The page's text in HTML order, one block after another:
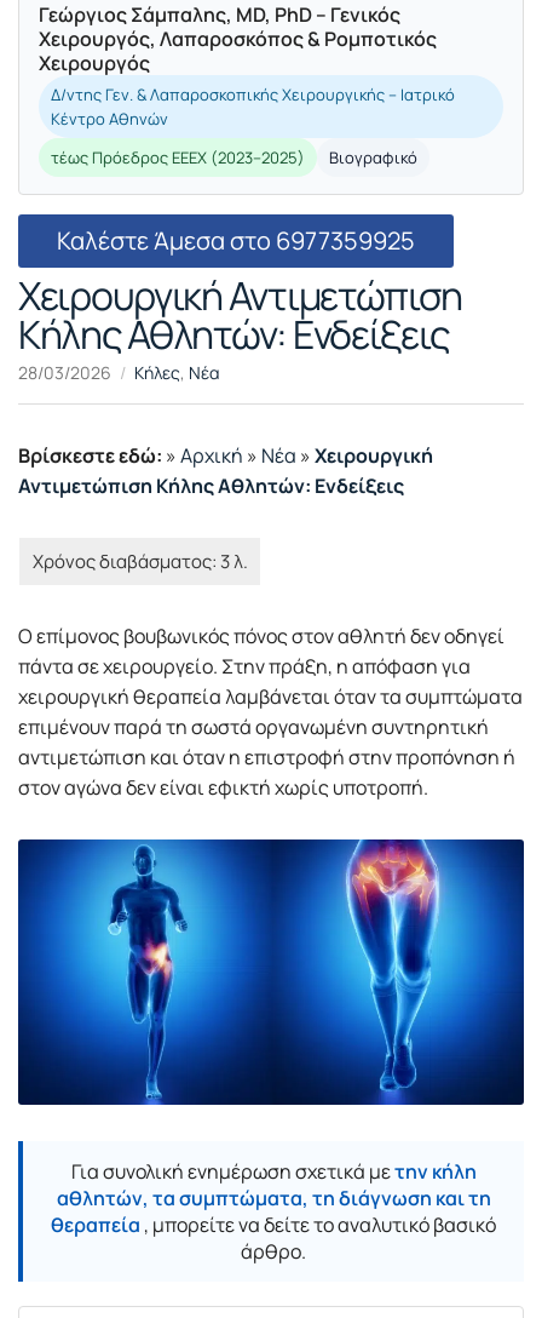
Γεώργιος Σάμπαλης, MD, PhD – Γενικός
Χειρουργός, Λαπαροσκόπος & Ρομποτικός
Χειρουργός
Δ/ντης Γεν. & Λαπαροσκοπικής Χειρουργικής – Ιατρικό
Κέντρο Αθηνών
τέως Πρόεδρος ΕΕΕΧ (2023–2025)
Βιογραφικό
Καλέστε Άμεσα στο 6977359925
Χειρουργική Αντιμετώπιση
Κήλης Αθλητών: Ενδείξεις
28/03/2026 Κήλες, Νέα
Βρίσκεστε εδώ: » Αρχική » Νέα » Χειρουργική
Αντιμετώπιση Κήλης Αθλητών: Ενδείξεις
Ο επίμονος βουβωνικός πόνος στον αθλητή δεν οδηγεί
πάντα σε χειρουργείο. Στην πράξη, η απόφαση για
χειρουργική θεραπεία λαμβάνεται όταν τα συμπτώματα
επιμένουν παρά τη σωστά οργανωμένη συντηρητική
αντιμετώπιση και όταν η επιστροφή στην προπόνηση ή
στον αγώνα δεν είναι εφικτή χωρίς υποτροπή.
Για συνολική ενημέρωση σχετικά μετην κήλη
αθλητών, τα συμπτώματα, τη διάγνωση και τη
θεραπεία , μπορείτε να δείτε το αναλυτικό βασικό
άρθρο.